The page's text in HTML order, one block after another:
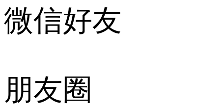
微信好友
朋友圈